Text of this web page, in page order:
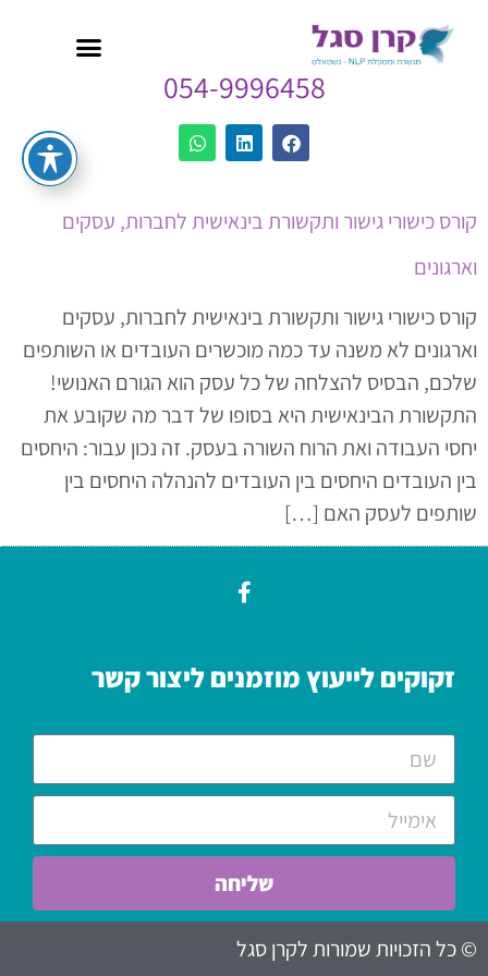
054-9996458
קורס כישורי גישור ותקשורת בינאישית לחברות, עסקים
וארגונים
קורס כישורי גישור ותקשורת בינאישית לחברות, עסקים
וארגונים לא משנה עד כמה מוכשרים העובדים או השותפים
שלכם, הבסיס להצלחה של כל עסק הוא הגורם האנושי!
התקשורת הבינאישית היא בסופו של דבר מה שקובע את
יחסי העבודה ואת הרוח השורה בעסק. זה נכון עבור: היחסים
בין העובדים היחסים בין העובדים להנהלה היחסים בין
שותפים לעסק האם […]
זקוקים לייעוץ מוזמנים ליצור קשר
שליחה
© כל הזכויות שמורות לקרן סגל